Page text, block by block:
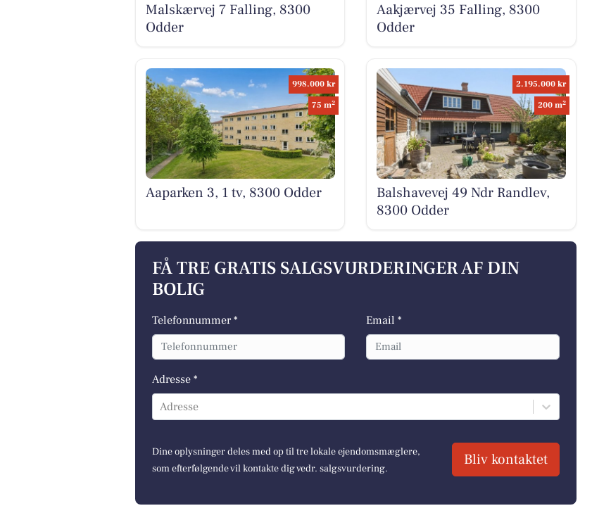
Malskærvej 7 Falling, 8300
Odder
Aakjærvej 35 Falling, 8300
Odder
998.000 kr
75 m2
Aaparken 3, 1 tv, 8300 Odder
2.195.000 kr
200 m2
Balshavevej 49 Ndr Randlev,
8300 Odder
FÅ TRE GRATIS SALGSVURDERINGER AF DIN
BOLIG
Telefonnummer * Email *
Adresse *
Adresse
Dine oplysninger deles med op til tre lokale ejendomsmæglere,
som efterfølgende vil kontakte dig vedr. salgsvurdering.
Bliv kontaktet